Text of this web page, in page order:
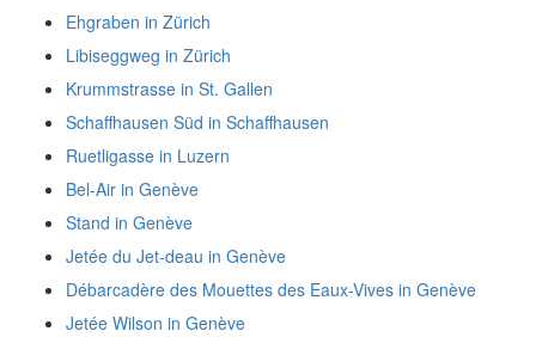
Ehgraben in Zürich
Libiseggweg in Zürich
Krummstrasse in St. Gallen
Schaffhausen Süd in Schaffhausen
Ruetligasse in Luzern
Bel-Air in Genève
Stand in Genève
Jetée du Jet-deau in Genève
Débarcadère des Mouettes des Eaux-Vives in Genève
Jetée Wilson in Genève